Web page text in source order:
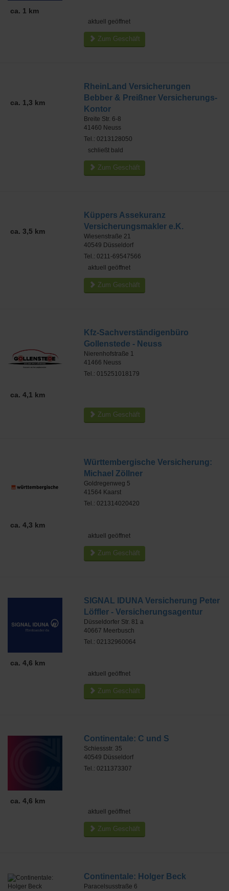
ca. 1 km
aktuell geöffnet
Zum Geschäft
ca. 1,3 km
RheinLand Versicherungen
Bebber & Preißner Versicherungs-
Kontor
Breite Str. 6-8
41460 Neuss
Tel.: 0213128050
schließt bald
Zum Geschäft
ca. 3,5 km
Küppers Assekuranz
Versicherungsmakler e.K.
Wiesenstraße 21
40549 Düsseldorf
Tel.: 0211-69547566
aktuell geöffnet
Zum Geschäft
ca. 4,1 km
Kfz-Sachverständigenbüro
Gollenstede - Neuss
Nierenhofstraße 1
41466 Neuss
Tel.: 015251018179
Zum Geschäft
ca. 4,3 km
Württembergische Versicherung:
Michael Zöllner
Goldregenweg 5
41564 Kaarst
Tel.: 021314020420
aktuell geöffnet
Zum Geschäft
ca. 4,6 km
SIGNAL IDUNA Versicherung Peter
Löffler - Versicherungsagentur
Düsseldorfer Str. 81 a
40667 Meerbusch
Tel.: 02132960064
aktuell geöffnet
Zum Geschäft
ca. 4,6 km
Continentale: C und S
Schiessstr. 35
40549 Düsseldorf
Tel.: 0211373307
aktuell geöffnet
Zum Geschäft
Continentale: Holger Beck
Paracelsusstraße 6